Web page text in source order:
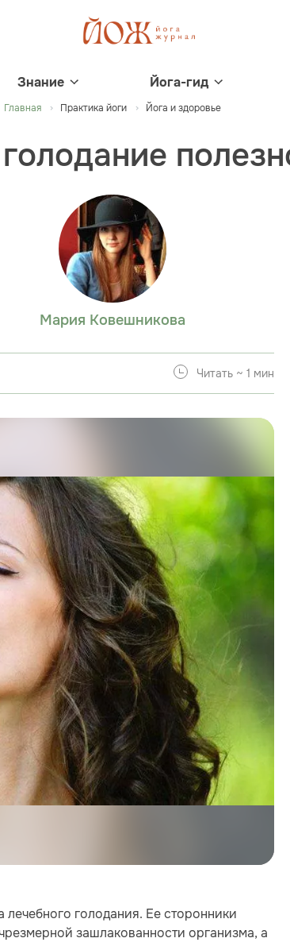
Знание Йога-гид
Главная Практика йоги Йога и здоровье
Мария Ковешникова
Читать ~ 1 мин
голодания. Ее сторонники
зашлакованности организма, а